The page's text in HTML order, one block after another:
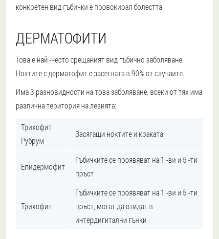
конкретен вид гъбички е провокирал болестта
ДЕРМАТОФИТИ
Това е най -често срещаният вид гъбично заболяване.
Ноктите с дерматофит е засегната в 90% от случаите.
Има 3 разновидности на това заболяване, всеки от тях има
различна територия на лезията:
Трихофит
Рубрум
Засягащи ноктите и краката
Епидермофит
Гъбичките се проявяват на 1 -ви и 5 -ти
пръст
Трихофит
Гъбичките се проявяват на 1 -ви и 5 -ти
пръст, могат да отидат в
интердигитални гънки